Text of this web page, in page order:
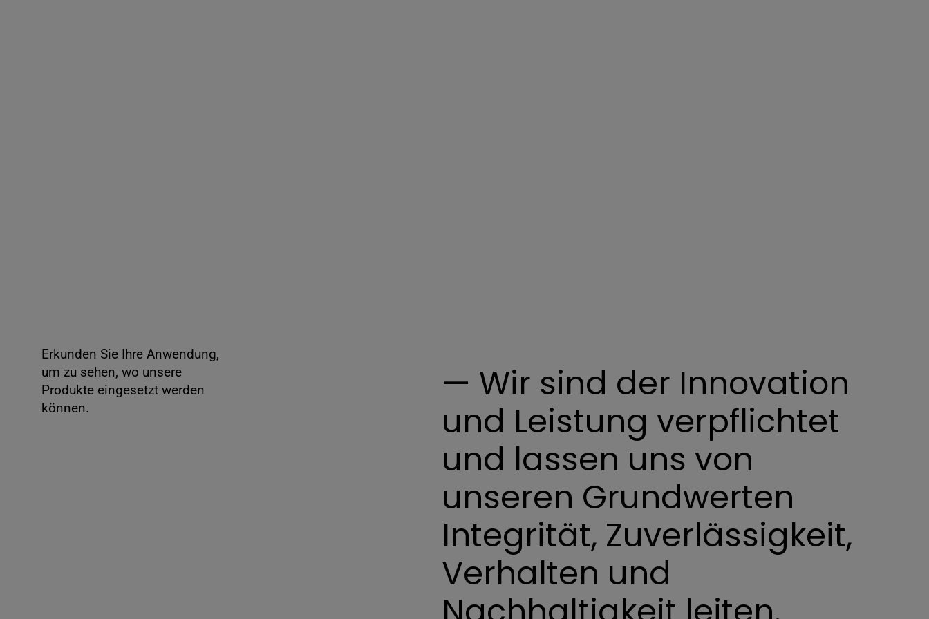
— Wir sind der Innovation
und Leistung verpflichtet
und lassen uns von
unseren Grundwerten
Integrität, Zuverlässigkeit,
Verhalten und
Erkunden Sie Ihre Anwendung,
um zu sehen, wo unsere
Produkte eingesetzt werden
können.